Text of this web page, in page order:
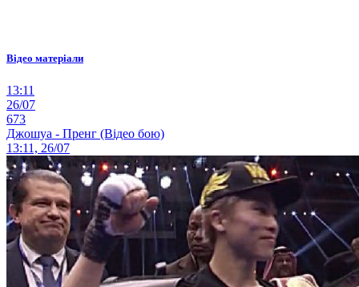
Відео матеріали
13:11
26/07
673
Джошуа - Пренг (Відео бою)
13:11, 26/07